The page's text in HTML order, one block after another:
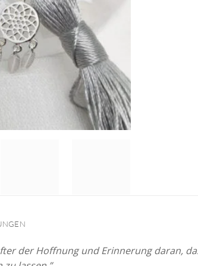
der Hoffnung und Erinnerung daran,